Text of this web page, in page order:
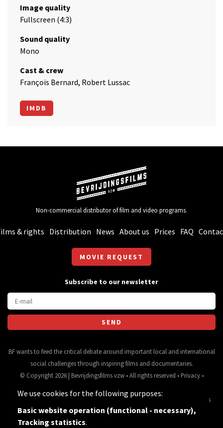
Image quality
Fullscreen (4:3)
Sound quality
Mono
Cast & crew
François Bernard, Robert Lussac
IMDB
Non-commercial distributor of film and video programs.
& rights Distribution News About us Prices FAQ
MOVIE REQUEST
Subscribe to our newsletter
BF wants to feed the critical debate around important local and international
social challenges through inspiring films and documentaries.
© Copyright 2026 | Bevrijdingsfilms vzw • All rights reserved • Privacy•
Source for movie data and images:
General terms
and conditions
We use cookies for the following purposes:
Basic website operation (functional - necessary),
Tracking statistics.